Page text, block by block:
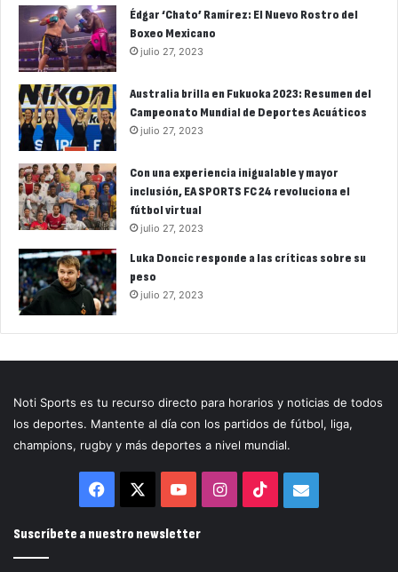
Édgar ‘Chato’ Ramírez: El Nuevo Rostro del
Boxeo Mexicano
julio 27, 2023
Australia brilla en Fukuoka 2023: Resumen del
Campeonato Mundial de Deportes Acuáticos
julio 27, 2023
Con una experiencia inigualable y mayor
inclusión, EA SPORTS FC 24 revoluciona el
fútbol virtual
julio 27, 2023
Luka Doncic responde a las críticas sobre su
peso
julio 27, 2023
Noti Sports es tu recurso directo para horarios y noticias de todos
los deportes. Mantente al día con los partidos de fútbol, liga,
champions, rugby y más deportes a nivel mundial.
Facebook YouTubeInstagram
TikTokCorreo
Suscríbete a nuestro newsletter